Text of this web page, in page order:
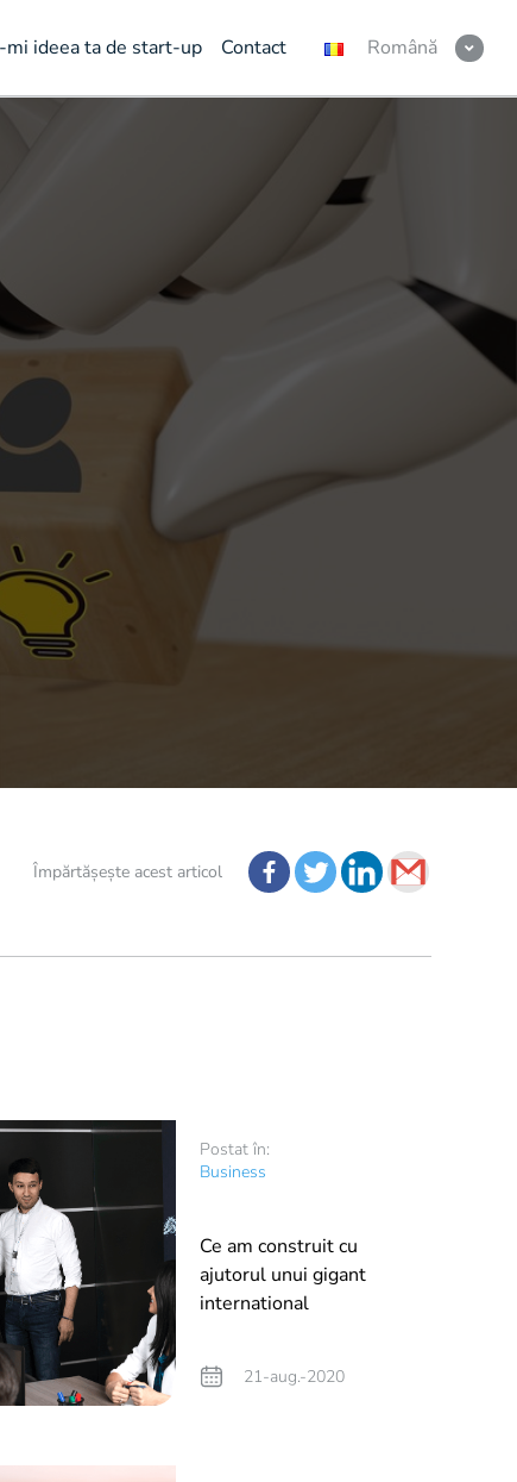
mi ideea ta de start-up Contact Română
Împărtășește acest articol
Postat în:
Business
Ce am construit cu
ajutorul unui gigant
international
21-aug.-2020